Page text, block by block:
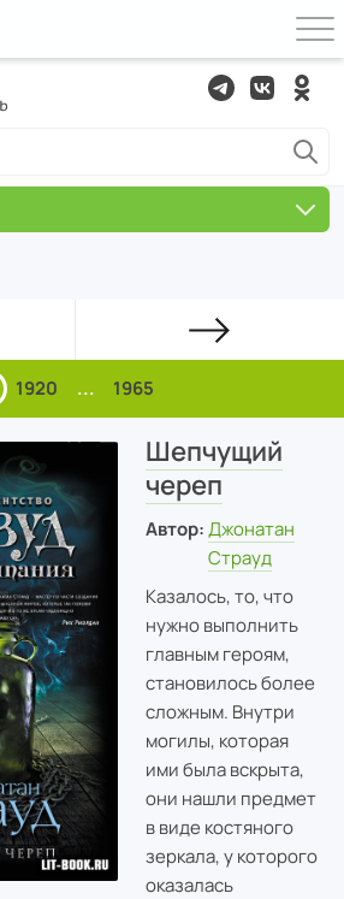
1920 ... 1965
Шепчущий
череп
Автор: Джонатан
Страуд
Казалось, то, что
нужно выполнить
главным героям,
становилось более
сложным. Внутри
могилы, которая
ими была вскрыта,
они нашли предмет
в виде костяного
зеркала, у которого
оказалась